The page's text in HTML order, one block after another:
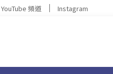
YouTube 頻道 Instagram